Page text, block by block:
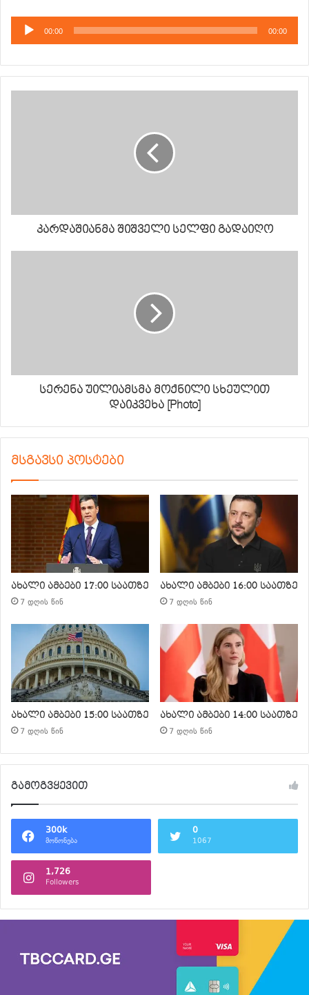
აუდიო
დამკვრელი
00:00 00:00
კარდაშიანმა შიშველი სელფი გადაიღო
სერენა უილიამსმა მოქნილი სხეულით
დაიკვეხა [Photo]
მსგავსი პოსტები
ახალი ამბები 17:00 საათზე
7 დღის წინ
ახალი ამბები 16:00 საათზე
7 დღის წინ
ახალი ამბები 15:00 საათზე
7 დღის წინ
ახალი ამბები 14:00 საათზე
7 დღის წინ
გამოგვყევით
300k
მოწონება
0
1067
1,726
Followers